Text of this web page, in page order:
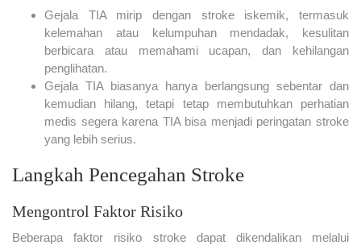
Gejala TIA mirip dengan stroke iskemik, termasuk
kelemahan atau kelumpuhan mendadak, kesulitan
berbicara atau memahami ucapan, dan kehilangan
penglihatan.
Gejala TIA biasanya hanya berlangsung sebentar dan
kemudian hilang, tetapi tetap membutuhkan perhatian
medis segera karena TIA bisa menjadi peringatan stroke
yang lebih serius.
Langkah Pencegahan Stroke
Mengontrol Faktor Risiko
Beberapa faktor risiko stroke dapat dikendalikan melalui